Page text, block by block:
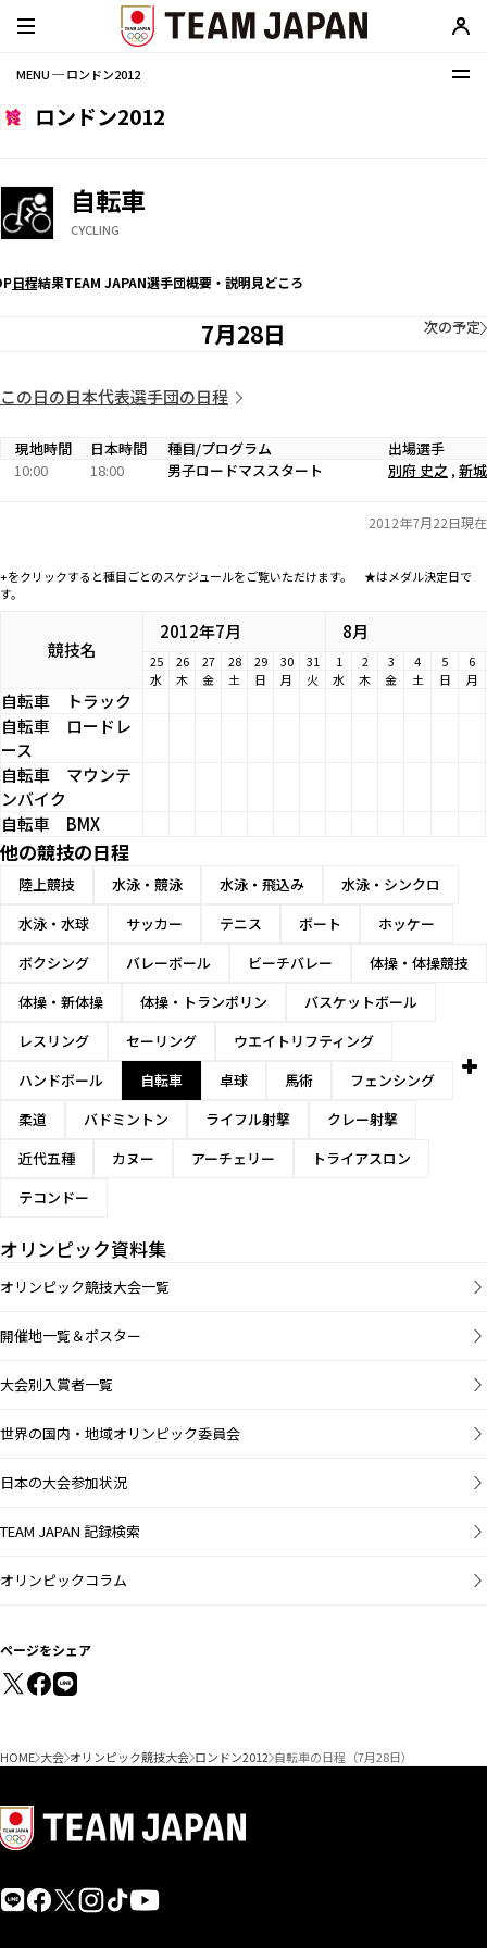
MENU ─ ロンドン2012
ロンドン2012
自転車
CYCLING
日程結果TEAM JAPAN選手団概要・説明見どころ
7月28日 次の予定
この日の日本代表選手団の日程
現地時間 日本時間 種目/プログラム
出場選手
10:00
18:00 男子ロードマススタート 別府 史之 , 新
2012年7月22日現在
+をクリックすると種目ごとのスケジュールをご覧いただけます。 ★はメダル決定日で
す。
競技名
2012年7月 8月
25 26 27 28 29 30 31 1 2 3 4 5
6
水
木 金 土 日 月 火 水 木 金 土 日 月
自転車
トラック
自転車 ロードレ
ース
自転車 マウンテ
ンバイク
自転車 BMX
他の競技の日程
陸上競技 水泳・競泳 水泳・飛込み
水泳・シンクロ
水泳・水球
サッカー テニス ボート
ホッケー
ボクシング
バレーボール ビーチバレー
体操・体操競技
体操・新体操
体操・トランポリン
バスケットボール
レスリング
セーリング
ウエイトリフティング
ハンドボール
自転車 卓球 馬術
フェンシング
柔道
バドミントン ライフル射撃
クレー射撃
近代五種
カヌー アーチェリー
トライアスロン
テコンドー
オリンピック資料集
オリンピック競技大会一覧
開催地一覧＆ポスター
大会別入賞者一覧
世界の国内・地域オリンピック委員会
日本の大会参加状況
TEAM JAPAN 記録検索
オリンピックコラム
ページをシェア
HOME 大会 オリンピック競技大会 ロンドン2012 自転車の日程（7月28日）